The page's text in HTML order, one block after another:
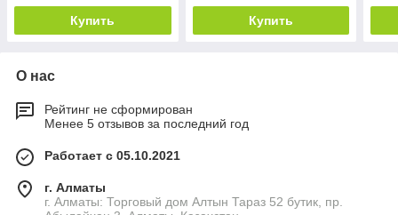
Купить Купить
О нас
Рейтинг не сформирован
Менее 5 отзывов за последний год
Работает с 05.10.2021
г. Алматы
г. Алматы: Торговый дом Алтын Тараз 52 бутик, пр.